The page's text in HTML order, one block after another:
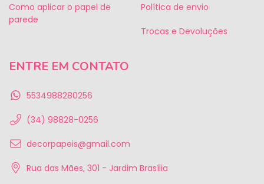
Como aplicar o papel de
parede
Política de envio
Trocas e Devoluções
ENTRE EM CONTATO
5534988280256
(34) 98828-0256
decorpapeis@gmail.com
Rua das Mães, 301 - Jardim Brasília